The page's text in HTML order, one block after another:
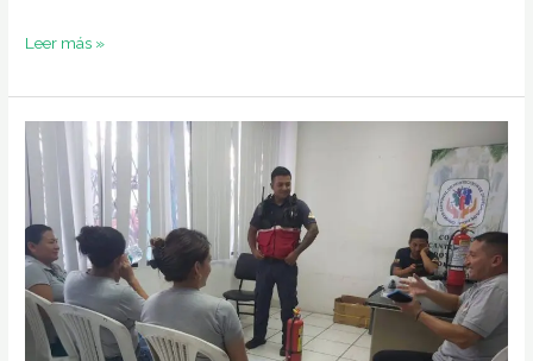
Leer más »
CAPACITACIÓN
EN
PRIMEROS
AUXILIOS
Y
USO
DE
EXTINTORES